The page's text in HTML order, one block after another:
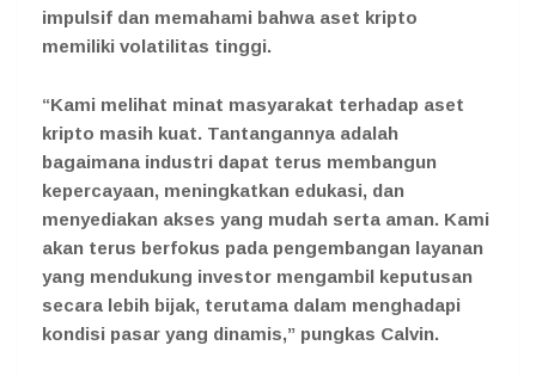
impulsif dan memahami bahwa aset kripto
memiliki volatilitas tinggi.
“Kami melihat minat masyarakat terhadap aset
kripto masih kuat. Tantangannya adalah
bagaimana industri dapat terus membangun
kepercayaan, meningkatkan edukasi, dan
menyediakan akses yang mudah serta aman. Kami
akan terus berfokus pada pengembangan layanan
yang mendukung investor mengambil keputusan
secara lebih bijak, terutama dalam menghadapi
kondisi pasar yang dinamis,” pungkas Calvin.